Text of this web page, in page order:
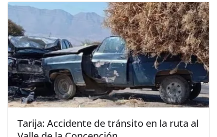
Tarija: Accidente de tránsito en la ruta al